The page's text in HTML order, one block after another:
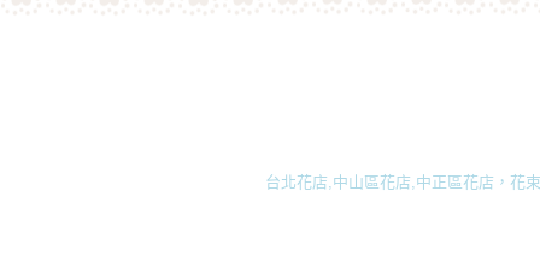
台北花店,中山區花店,中正區花店，花